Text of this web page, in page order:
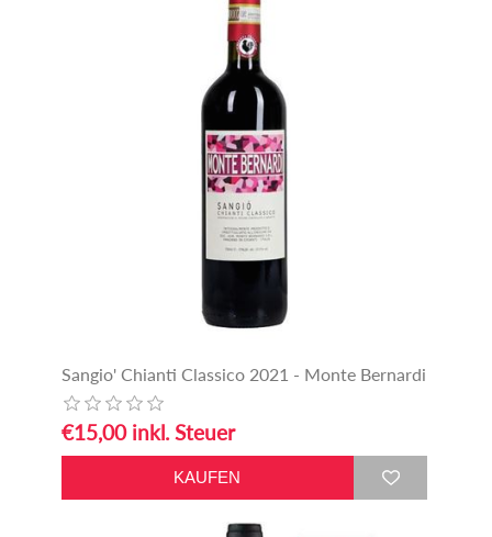
Sangio' Chianti Classico 2021 - Monte Bernardi
€15,00 inkl. Steuer